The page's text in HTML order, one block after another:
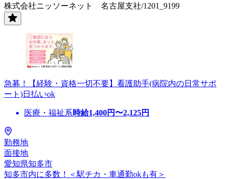
株式会社ニッソーネット 名古屋支社/1201_9199
急募！【経験・資格一切不要】看護助手(病院内の日常サポ
ート)日払いok
医療・福祉系時給1,400円〜2,125円
勤務地
面接地
愛知県知多市
知多市内に多数！＜駅チカ・車通勤okも有＞